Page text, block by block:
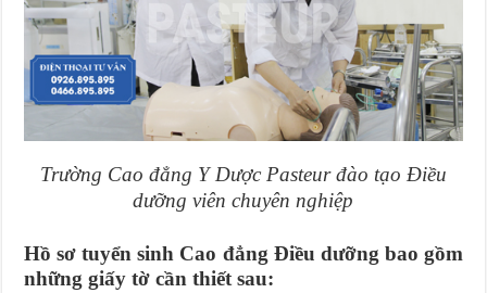
Trường Cao đẳng Y Dược Pasteur đào tạo Điều
dưỡng viên chuyên nghiệp
Hồ sơ tuyển sinh Cao đẳng Điều dưỡng bao gồm
những giấy tờ cần thiết sau: